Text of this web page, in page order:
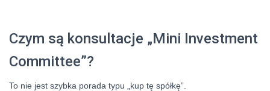
Czym są konsultacje „Mini Investment
Committee”?
To nie jest szybka porada typu „kup tę spółkę”.